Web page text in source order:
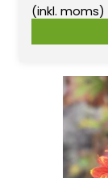
(inkl. moms)